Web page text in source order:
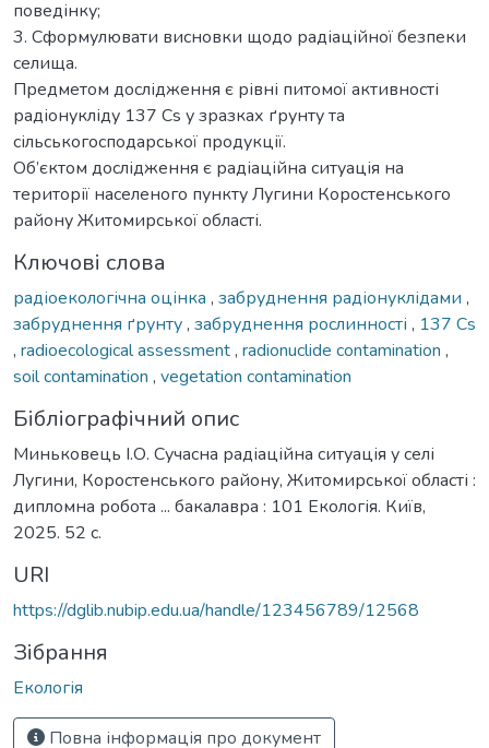
поведінку;
3. Сформулювати висновки щодо радіаційної безпеки
селища.
Предметом дослідження є рівні питомої активності
радіонукліду 137 Cs у зразках ґрунту та
сільськогосподарської продукції.
Об’єктом дослідження є радіаційна ситуація на
території населеного пункту Лугини Коростенського
району Житомирської області.
Ключові слова
радіоекологічна оцінка , забруднення радіонуклідами ,
забруднення ґрунту, забруднення рослинності , 137 Cs
, radioecological assessment, radionuclide contamination ,
soil contamination , vegetation contamination
Бібліографічний опис
Миньковець І.О. Сучасна радіаційна ситуація у селі
Лугини, Коростенського району, Житомирської області :
дипломна робота ... бакалавра : 101 Екологія. Київ,
2025. 52 с.
URI
https://dglib.nubip.edu.ua/handle/123456789/12568
Зібрання
Екологія
Повна інформація про документ